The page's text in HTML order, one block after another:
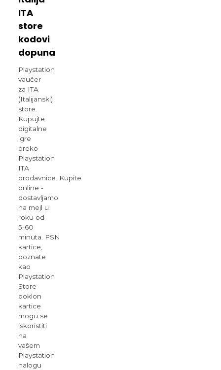
ITA
store
kodovi
dopuna
Playstation
vaučer
za ITA
(Italijanski)
store.
Kupujte
digitalne
igre
preko
Playstation
ITA
prodavnice. Kupite
online -
dostavljamo
na mejl u
roku od
5-60
minuta. PSN
kartice,
poznate
kao
Playstation
Store
poklon
kartice
mogu se
iskoristiti
na
vašem
Playstation
nalogu